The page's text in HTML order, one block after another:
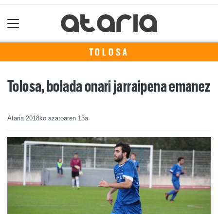
TOLOSA
Tolosa, bolada onari jarraipena emanez
Ataria 2018ko azaroaren 13a